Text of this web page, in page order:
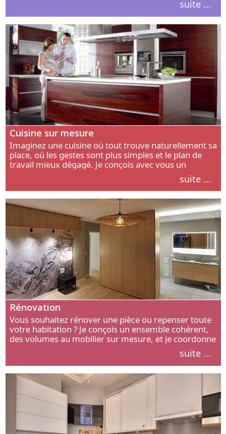
suite ...
Cuisine sur mesure
Imaginez une cuisine où tout trouve naturellement sa
place, où les gestes sont plus simples et le plan de
travail mieux dégagé. Je conçois avec vous un
aménagement adapté à votre manière de cuisiner, de
suite ...
Rénovation
Vous souhaitez rénover une pièce ou repenser toute
votre habitation ? Je conçois un ensemble cohérent,
des volumes au mobilier sur mesure, et je coordonne
suite ...